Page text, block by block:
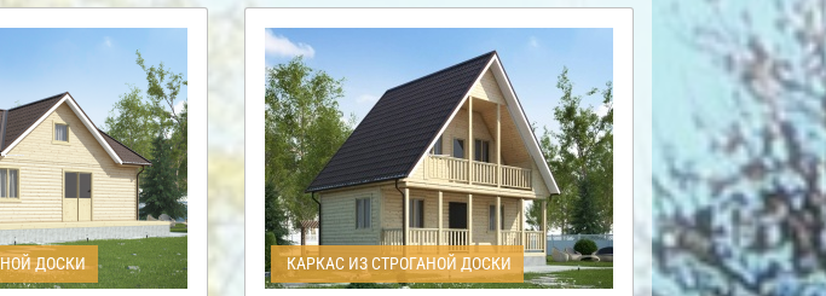
ДОСКИ КАРКАС ИЗ СТРОГАНОЙ ДОСКИ